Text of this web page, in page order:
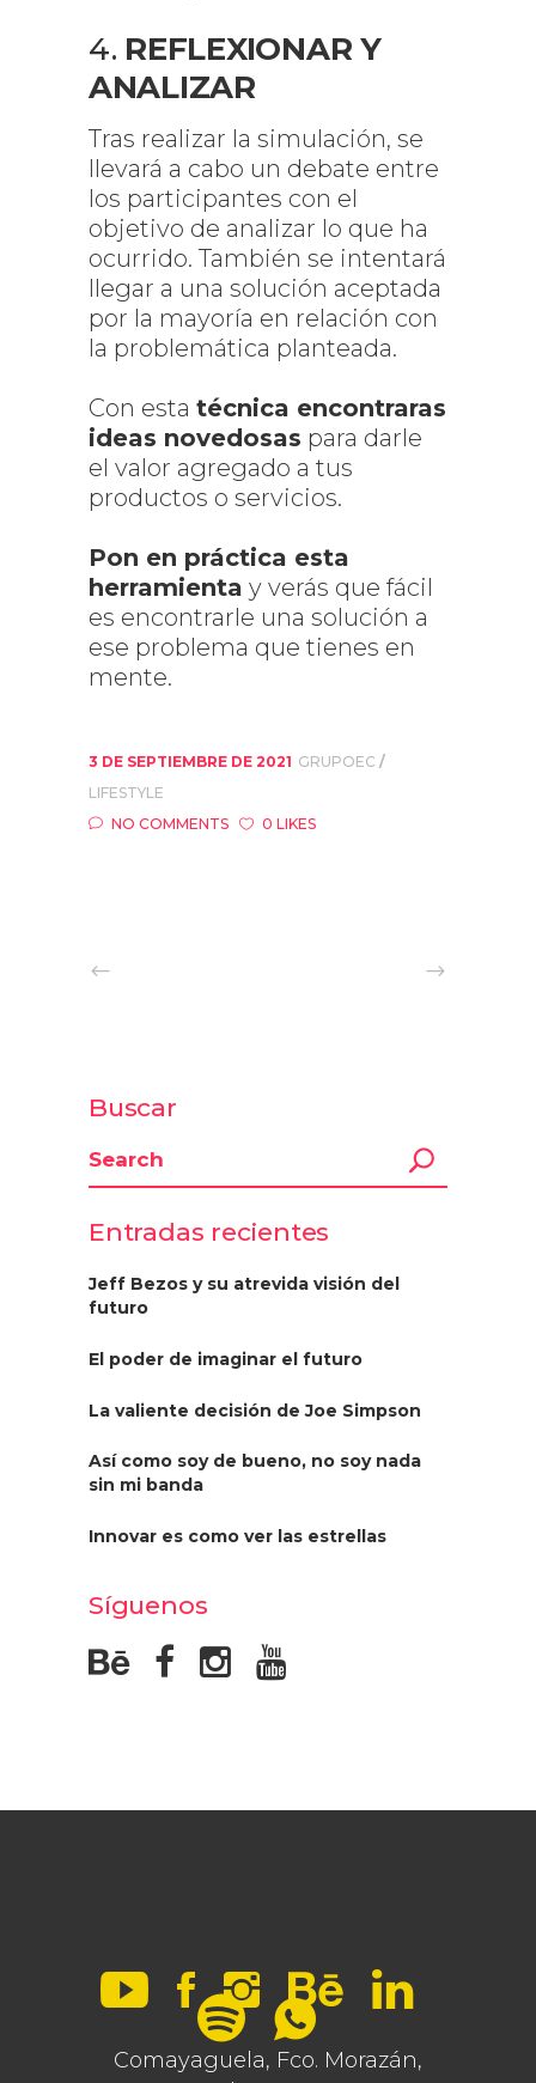
4. REFLEXIONAR Y
ANALIZAR
Tras realizar la simulación, se
llevará a cabo un debate entre
los participantes con el
objetivo de analizar lo que ha
ocurrido. También se intentará
llegar a una solución aceptada
por la mayoría en relación con
la problemática planteada.
Con esta técnica encontraras
ideas novedosas para darle
el valor agregado a tus
productos o servicios.
Pon en práctica esta
herramienta y verás que fácil
es encontrarle una solución a
ese problema que tienes en
mente.
3 DE SEPTIEMBRE DE 2021 GRUPOEC
LIFESTYLE
NO COMMENTS
0 LIKES
Buscar
Entradas recientes
Jeff Bezos y su atrevida visión del
futuro
El poder de imaginar el futuro
La valiente decisión de Joe Simpson
Así como soy de bueno, no soy nada
sin mi banda
Innovar es como ver las estrellas
Síguenos
Comayaguela, Fco. Morazán,